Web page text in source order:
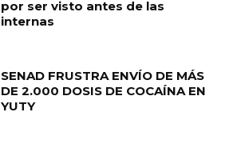
por ser visto antes de las
internas
SENAD FRUSTRA ENVÍO DE MÁS
DE 2.000 DOSIS DE COCAÍNA EN
YUTY